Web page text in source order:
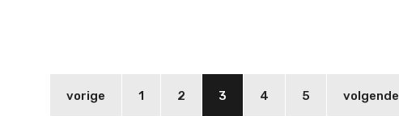
vorige 1 2 3 4 5 volgende